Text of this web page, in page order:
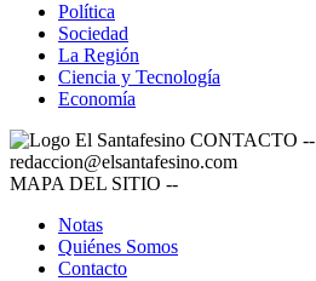
Política
Sociedad
La Región
Ciencia y Tecnología
Economía
CONTACTO --
redaccion@elsantafesino.com
MAPA DEL SITIO --
Notas
Quiénes Somos
Contacto